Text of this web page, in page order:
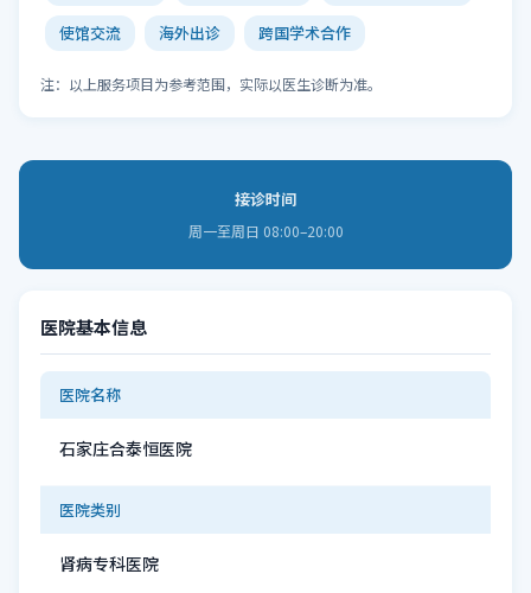
使馆交流
海外出诊 跨国学术合作
注：以上服务项目为参考范围，实际以医生诊断为准。
接诊时间
周一至周日 08:00–20:00
医院基本信息
医院名称
石家庄合泰恒医院
医院类别
肾病专科医院